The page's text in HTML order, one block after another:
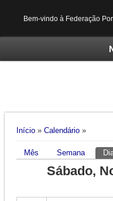
Bem-vindo à Federação
Está aqui
Início» Calendário»
Separadores
Mês Semana
Sábado,